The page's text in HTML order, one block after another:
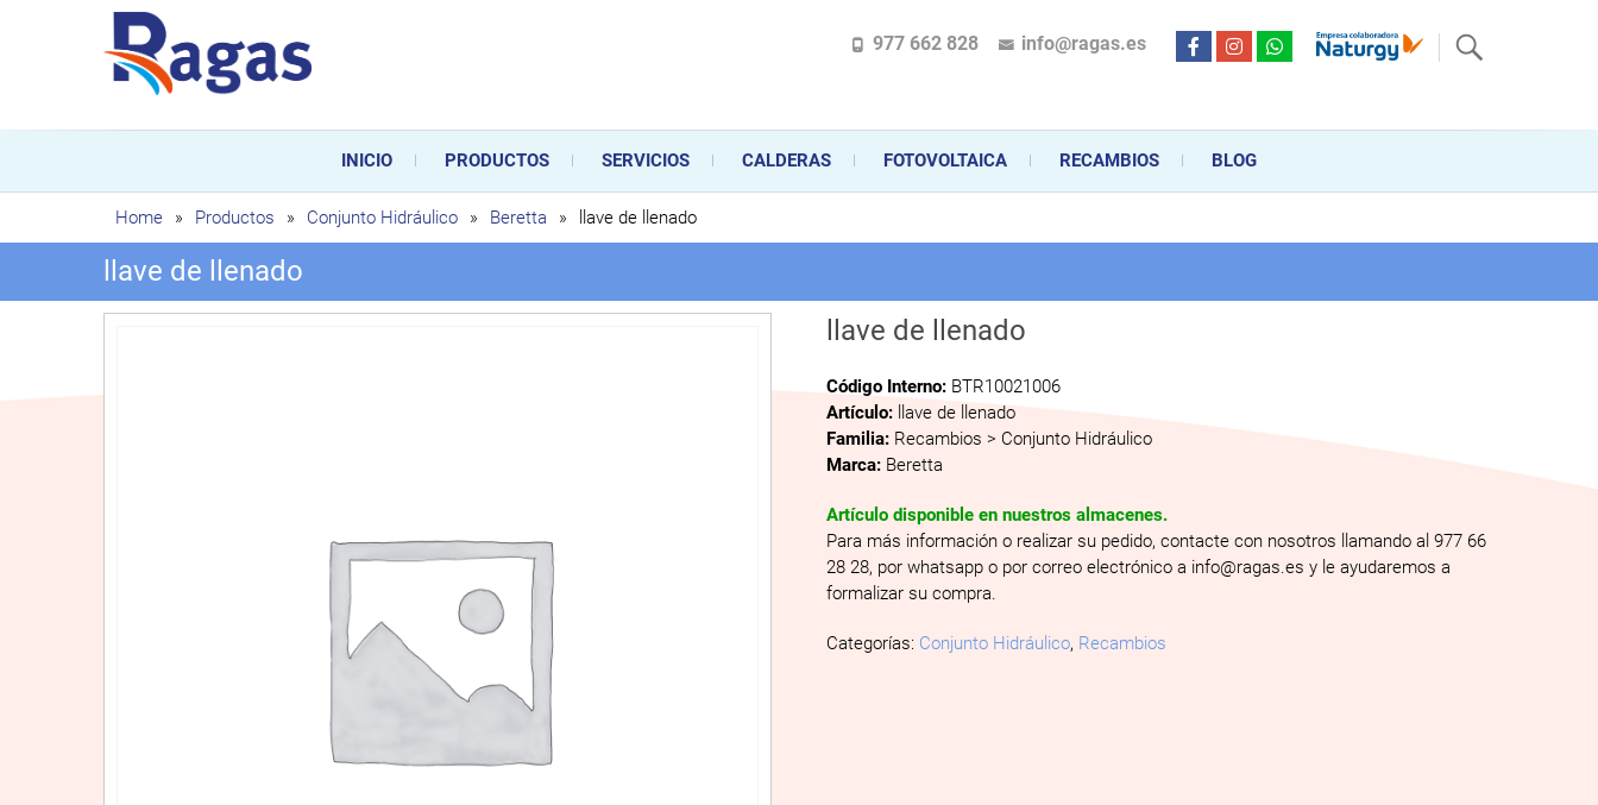
Ragas
Ragas S.L es una empresa especializada en la instalación, comercialización y mantenimiento de gas y electricidad desde hace más de 20 años . Acompañamos al cliente
durante toda la vida útil de sus aparatos de gas, climatización o electrodomésticos, desde el asesoramiento personalizado en la venta, montaje y reparación, hasta la
977 662 828 info@ragas.es
INICIO PRODUCTOS SERVICIOS CALDERAS FOTOVOLTAICA RECAMBIOS BLOG
Home » Productos » Conjunto Hidráulico » Beretta » llave de llenado
llave de llenado
llave de llenado
Código Interno: BTR10021006
Artículo: llave de llenado
Familia: Recambios > Conjunto Hidráulico
Marca: Beretta
Artículo disponible en nuestros almacenes.
Para más información o realizar su pedido, contacte con nosotros llamando al 977 66
28 28, por whatsapp o por correo electrónico a info@ragas.es y le ayudaremos a
formalizar su compra.
Categorías: Conjunto Hidráulico, Recambios